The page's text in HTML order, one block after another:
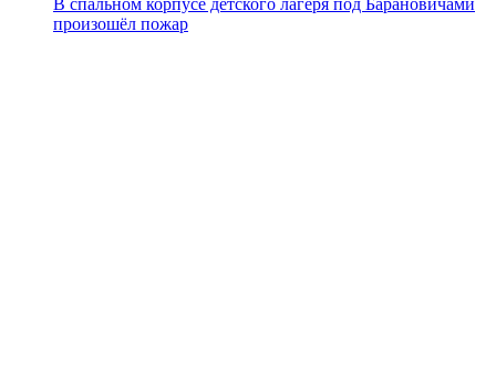
произошёл пожар